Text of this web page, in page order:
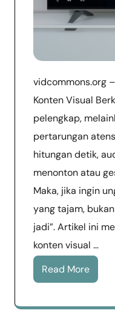
vidcommons.org
Konten Visual
pelengkap,
pertarungan
hitungan detik,
menonton atau
Maka, jika ingin
yang tajam,
jadi”. Artikel ini
konten visual …
Read More